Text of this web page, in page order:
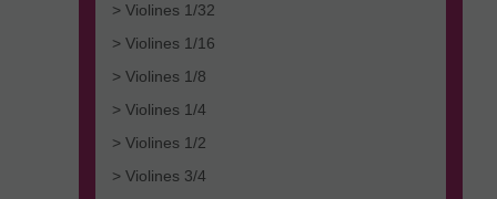
> Violines 1/32
> Violines 1/16
> Violines 1/8
> Violines 1/4
> Violines 1/2
> Violines 3/4